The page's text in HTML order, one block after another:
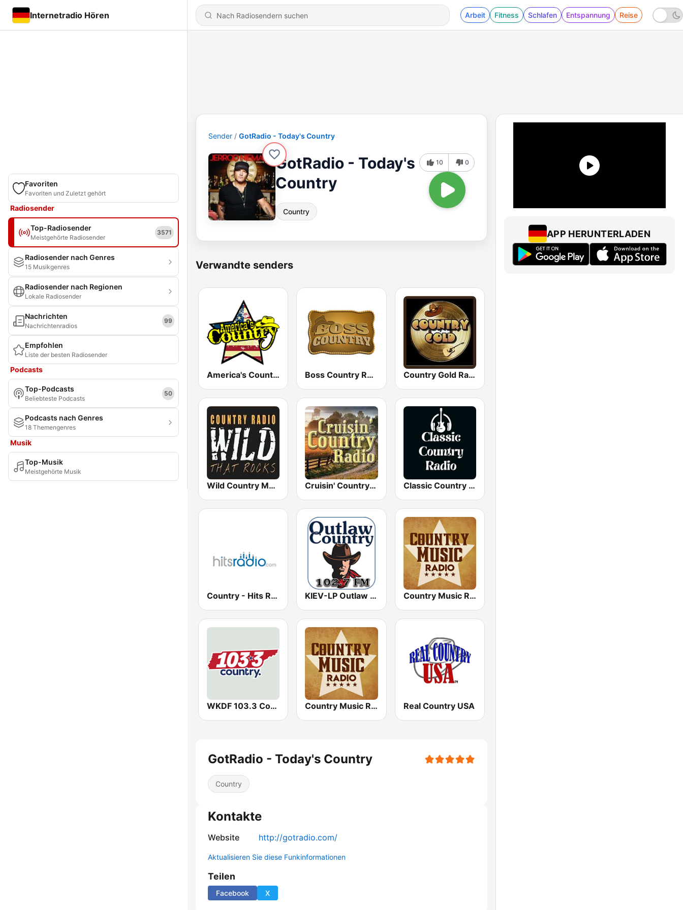
Internetradio Hören Arbeit Fitness Schlafen Entspannung Reise
Favoriten
Favoriten und Zuletzt gehört
Radiosender
Top-Radiosender
Meistgehörte Radiosender
3571
Radiosender nach Genres
15 Musikgenres
Radiosender nach Regionen
Lokale Radiosender
Nachrichten
Nachrichtenradios
99
Empfohlen
Liste der besten Radiosender
Podcasts
Top-Podcasts
Beliebteste Podcasts
50
Podcasts nach Genres
18 Themengenres
Musik
Top-Musik
Meistgehörte Musik
Sender GotRadio - Today's Country
GotRadio - Today's
Country
Country
10 0
Verwandte senders
America's Country Boss Country Radio Country Gold Radio
Wild Country Music Radio Cruisin' Country Radio Classic Country Radio
Country - Hits Radio KIEV-LP Outlaw Country Radio Country Music Radio - Classic Country
WKDF 103.3 Country Country Music Radio - Country Mix Real Country USA
GotRadio - Today's Country
Country
Kontakte
Website http://gotradio.com/
Aktualisieren Sie diese Funkinformationen
Teilen
Facebook X
APP HERUNTERLADEN